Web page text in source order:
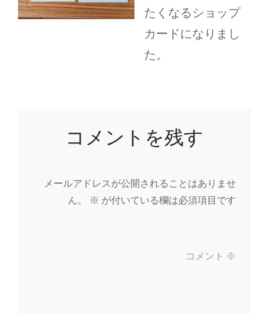
たくなるショップ
カードになりまし
た。
コメントを残す
メールアドレスが公開されることはありませ
ん。
※ が付いている欄は必須項目です
コメント ※